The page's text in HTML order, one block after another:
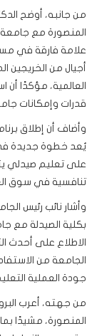
من جانبه، أوضح
المنصورة مع
علامة فارقة في
أجيال من الخريجين
العالمية، مؤكدًا
قدرات وإمكانات
وأضاف أن إطلاق
يُعد خطوة جديدة
على تعليم صيدلي
تنافسية في سوق
وأشار نائب رئيس
بكلية الصيدلة مع
الاطلاع على أحدث
الجامعة من
جودة العملية
من جهته، أعرب
المنصورة، مشيدًا